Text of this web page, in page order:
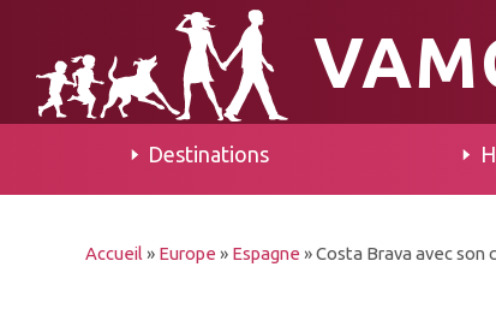
Destinations
Accueil » Europe » Espagne »Costa Brava avec son